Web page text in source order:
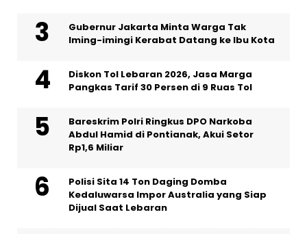
Gubernur Jakarta Minta Warga Tak
Iming-imingi Kerabat Datang ke Ibu Kota
Diskon Tol Lebaran 2026, Jasa Marga
Pangkas Tarif 30 Persen di 9 Ruas Tol
Bareskrim Polri Ringkus DPO Narkoba
Abdul Hamid di Pontianak, Akui Setor
Rp1,6 Miliar
Polisi Sita 14 Ton Daging Domba
Kedaluwarsa Impor Australia yang Siap
Dijual Saat Lebaran